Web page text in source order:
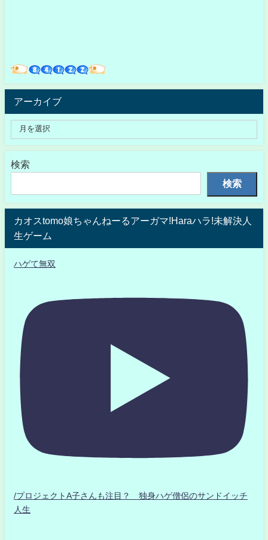
アーカイブ
検索
検索
カオスtomo娘ちゃんねーるアーガマ!Haraハラ!未解決人
生ゲーム
ハゲて無双
/プロジェクトA子さんも注目？ 独身ハゲ僧侶のサンドイッチ
人生